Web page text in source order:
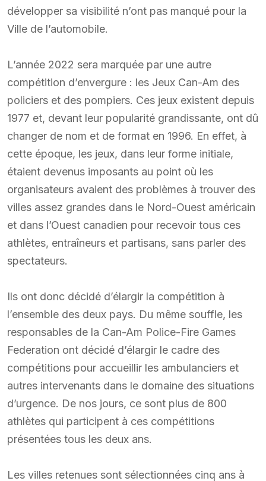
développer sa visibilité n’ont pas manqué pour la
Ville de l’automobile.
L’année 2022 sera marquée par une autre
compétition d’envergure : les Jeux Can-Am des
policiers et des pompiers. Ces jeux existent depuis
1977 et, devant leur popularité grandissante, ont dû
changer de nom et de format en 1996. En effet, à
cette époque, les jeux, dans leur forme initiale,
étaient devenus imposants au point où les
organisateurs avaient des problèmes à trouver des
villes assez grandes dans le Nord-Ouest américain
et dans l’Ouest canadien pour recevoir tous ces
athlètes, entraîneurs et partisans, sans parler des
spectateurs.
Ils ont donc décidé d’élargir la compétition à
l’ensemble des deux pays. Du même souffle, les
responsables de la Can-Am Police-Fire Games
Federation ont décidé d’élargir le cadre des
compétitions pour accueillir les ambulanciers et
autres intervenants dans le domaine des situations
d’urgence. De nos jours, ce sont plus de 800
athlètes qui participent à ces compétitions
présentées tous les deux ans.
Les villes retenues sont sélectionnées cinq ans à